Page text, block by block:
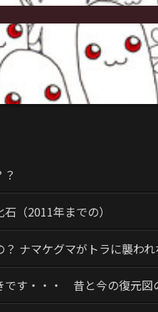
（2011年までの）
ナマケグマがトラに襲わ
です・・・ 昔と今の復元図